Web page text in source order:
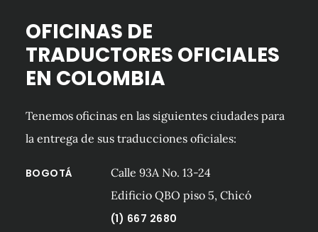
OFICINAS DE
TRADUCTORES OFICIALES
EN COLOMBIA
Tenemos oficinas en las siguientes ciudades para
la entrega de sus traducciones oficiales:
BOGOTÁ
Calle 93A No. 13-24
Edificio QBO piso 5, Chicó
(1) 667 2680